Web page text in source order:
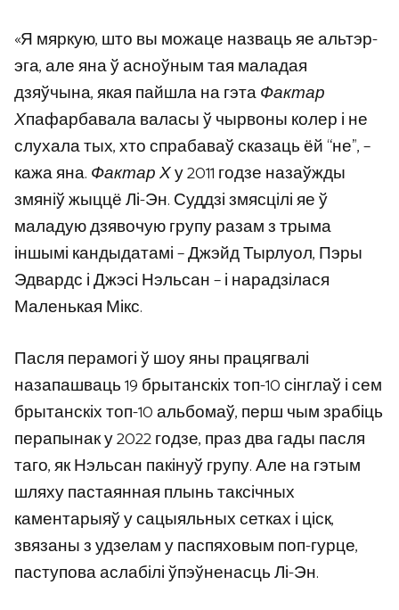
«Я мяркую, што вы можаце назваць яе альтэр-
эга, але яна ў асноўным тая маладая
дзяўчына, якая пайшла на гэтаФактар ​​
Хпафарбавала валасы ў чырвоны колер і не
слухала тых, хто спрабаваў сказаць ёй “не”, –
кажа яна.Фактар ​​Ху 2011 годзе назаўжды
змяніў жыццё Лі-Эн. Суддзі змясцілі яе ў
маладую дзявочую групу разам з трыма
іншымі кандыдатамі – Джэйд Тырлуол, Пэры
Эдвардс і Джэсі Нэльсан – і нарадзілася
Маленькая Мікс.
Пасля перамогі ў шоу яны працягвалі
назапашваць 19 брытанскіх топ-10 сінглаў і сем
брытанскіх топ-10 альбомаў, перш чым зрабіць
перапынак у 2022 годзе, праз два гады пасля
таго, як Нэльсан пакінуў групу. Але на гэтым
шляху пастаянная плынь таксічных
каментарыяў у сацыяльных сетках і ціск,
звязаны з удзелам у паспяховым поп-гурце,
паступова аслабілі ўпэўненасць Лі-Эн.